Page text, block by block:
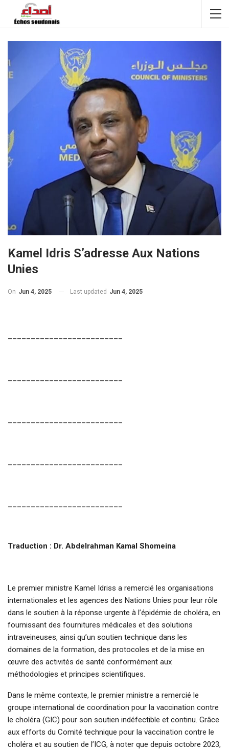
Kamel Idris S’adresse Aux Nations
Unies
On Jun 4, 2025 Last updated Jun 4, 2025
Traduction : Dr. Abdelrahman Kamal Shomeina
Le premier ministre Kamel Idriss a remercié les organisations
internationales et les agences des Nations Unies pour leur rôle
dans le soutien à la réponse urgente à l’épidémie de choléra, en
fournissant des fournitures médicales et des solutions
intraveineuses, ainsi qu’un soutien technique dans les
domaines de la formation, des protocoles et de la mise en
œuvre des activités de santé conformément aux
méthodologies et principes scientifiques.
Dans le même contexte, le premier ministre a remercié le
groupe international de coordination pour la vaccination contre
le choléra (GIC) pour son soutien indéfectible et continu. Grâce
aux efforts du Comité technique pour la vaccination contre le
choléra et au soutien de l’ICG, à noter que depuis octobre 2023,